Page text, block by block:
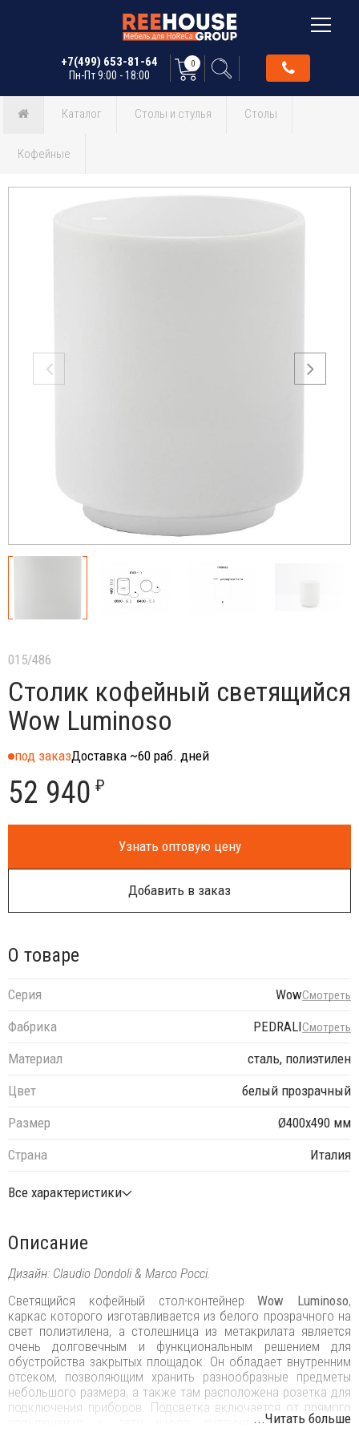
+7(499) 653-81-64
Пн-Пт 9:00 - 18:00
0
Каталог Столы и стулья Столы
Кофейные
015/486
Столик кофейный светящийся
Wow Luminoso
под заказДоставка ~60 раб. дней
52 940 ₽
Узнать оптовую цену
Добавить в заказ
О товаре
Серия WowСмотреть
Фабрика PEDRALIСмотреть
Материал
сталь, полиэтилен
Цвет
белый прозрачный
Размер
Ø400х490 мм
Страна
Италия
Все характеристики
Описание
Дизайн: Claudio Dondoli & Marco Pocci.
Светящийся кофейный стол-контейнерWow Luminoso,
каркас которого изготавливается из белого прозрачного на
свет полиэтилена, а столешница из метакрилата является
очень долговечным и функциональным решением для
обустройства закрытых площадок. Он обладает внутренним
отсеком, позволяющим хранить разнообразные предметы
небольшого размера, а также там расположена розетка для
подключения приборов. Подсветка включается от прямого
подключения к сети шнура питания. Элегантное и
...Читать больше